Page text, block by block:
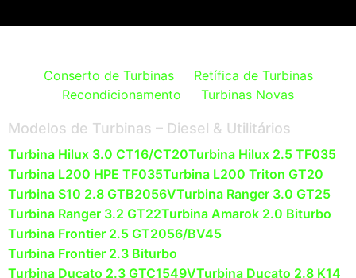
Conserto de Turbinas
Retífica de Turbinas
Recondicionamento
Turbinas Novas
Modelos de Turbinas – Diesel & Utilitários
Turbina Hilux 3.0 CT16/CT20Turbina Hilux 2.5 TF035
Turbina L200 HPE TF035Turbina L200 Triton GT20
Turbina S10 2.8 GTB2056VTurbina Ranger 3.0 GT25
Turbina Ranger 3.2 GT22Turbina Amarok 2.0 Biturbo
Turbina Frontier 2.5 GT2056/BV45
Turbina Frontier 2.3 Biturbo
Turbina Ducato 2.3 GTC1549VTurbina Ducato 2.8 K14